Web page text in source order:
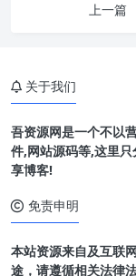
上一篇
关于我们
吾资源网是一个不以
件,网站源码等,这里
享博客!
免责申明
本站资源来自及互联
途，请遵循相关法律